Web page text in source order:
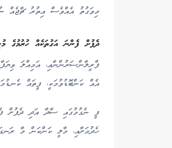
މިވަގުތު އެއްވެސް އިތުރު ޗާޖެއް
ދެފުށް ފެންނަ އަގުތަކެއް ހުރުމުގެ
ފްރީލާންސަރުންނާއި، އަމިއްލަ
އެއް ކަންބޮޑުވުމަކީ، ފީތައް
ފީ ނެގުމުގައި ސާދާ އަދި ދެފުށް
ހެދުމަށާއި، މާލީ ކަންކަން މާ